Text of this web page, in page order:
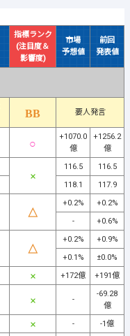
指標ランク
(注目度＆
影響度)
市場
予想値
前回
発表値
要人発言
+1070.0
億
+1256.2
億
116.5
116.5
118.1 117.9
+0.2%
+0.2%
-
+0.6%
+0.2%
+0.9%
+0.1%
±0.0%
+172億 +191億
-
-69.28
億
- -1億